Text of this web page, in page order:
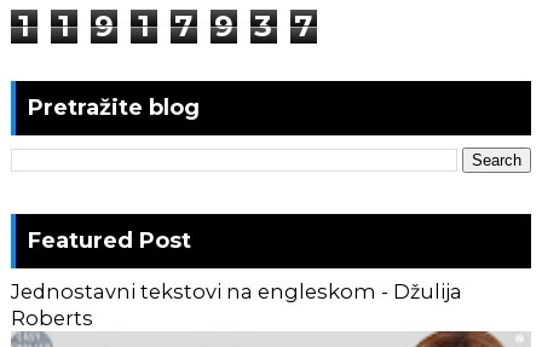
1 1 9 1 7 9 3 7
Pretražite blog
Featured Post
Jednostavni tekstovi na engleskom - Džulija
Roberts